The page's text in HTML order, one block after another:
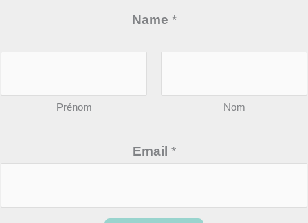
Name *
Prénom Nom
e
s
Email *